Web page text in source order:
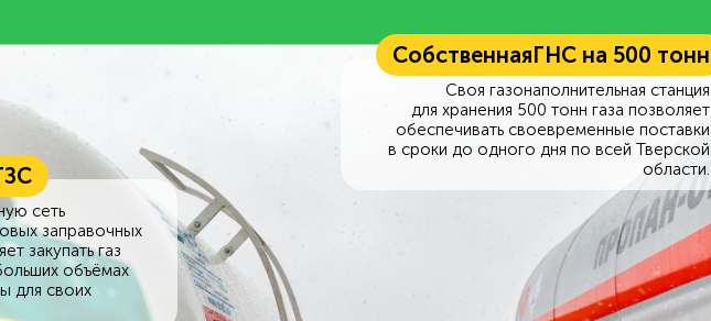
СобственнаяГНС на 500 тонн
Своя газонаполнительная станция
для хранения 500 тонн газа позволяет
обеспечивать своевременные поставки
в сроки до одного дня по всей Тверской
области.
сеть
заправочных
закупать газ
объёмах
для своих